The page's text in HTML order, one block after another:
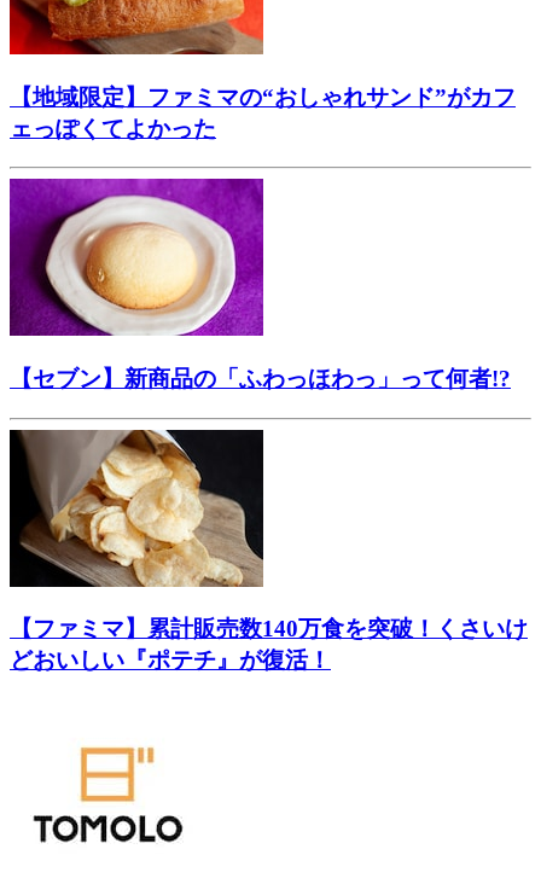
【地域限定】ファミマの“おしゃれサンド”がカフ
ェっぽくてよかった
【セブン】新商品の「ふわっほわっ」って何者!?
【ファミマ】累計販売数140万食を突破！くさいけ
どおいしい『ポテチ』が復活！